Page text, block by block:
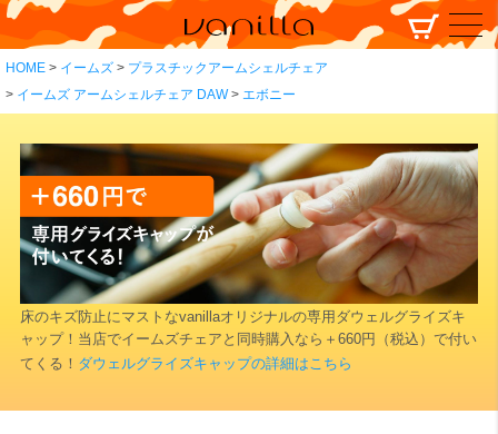
HOME イームズ
プラスチックアームシェルチェア
イームズ アームシェルチェア DAW
エボニー
床のキズ防止にマストなvanillaオリジナルの専用ダウェルグライズキ
ャップ！当店でイームズチェアと同時購入なら＋660円（税込）で付い
てくる！ ダウェルグライズキャップの詳細はこちら